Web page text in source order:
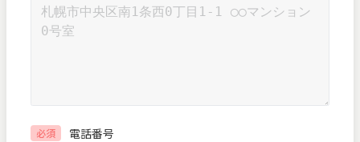
必須 電話番号